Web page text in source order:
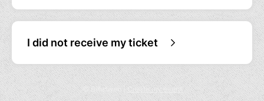
I did not receive my ticket
© Billetweb |Create my event